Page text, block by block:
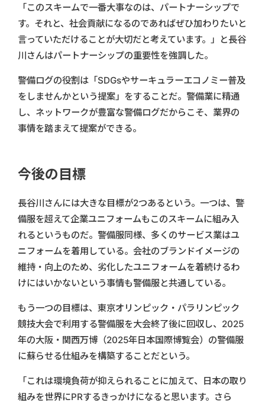
「このスキームで一番大事なのは、パートナーシップで
す。それと、社会貢献になるのであればぜひ加わりたいと
言っていただけることが大切だと考えています。」と長谷
川さんはパートナーシップの重要性を強調した。
警備ログの役割は「SDGsやサーキュラーエコノミー普及
をしませんかという提案」をすることだ。警備業に精通
し、ネットワークが豊富な警備ログだからこそ、業界の
事情を踏まえて提案ができる。
今後の目標
長谷川さんには大きな目標が2つあるという。一つは、警
備服を超えて企業ユニフォームもこのスキームに組み入
れるというものだ。警備服同様、多くのサービス業はユ
ニフォームを着用している。会社のブランドイメージの
維持・向上のため、劣化したユニフォームを着続けるわ
けにはいかないという事情も警備服と共通している。
もう一つの目標は、東京オリンピック・パラリンピック
競技大会で利用する警備服を大会終了後に回収し、2025
年の大阪・関西万博（2025年日本国際博覧会）の警備服
に蘇らせる仕組みを構築することだという。
「これは環境負荷が抑えられることに加えて、日本の取り
組みを世界にPRするきっかけになると思います。さら